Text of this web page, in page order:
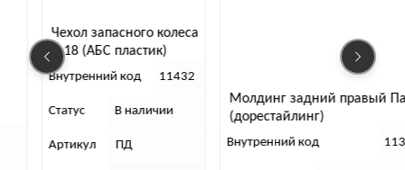
Чехол запасного колеса
R-18 (АБС пластик)
Внутренний код 11432
Статус В наличии
Артикул ПД
Молдинг задний правый
(дорестайлинг)
Внутренний код